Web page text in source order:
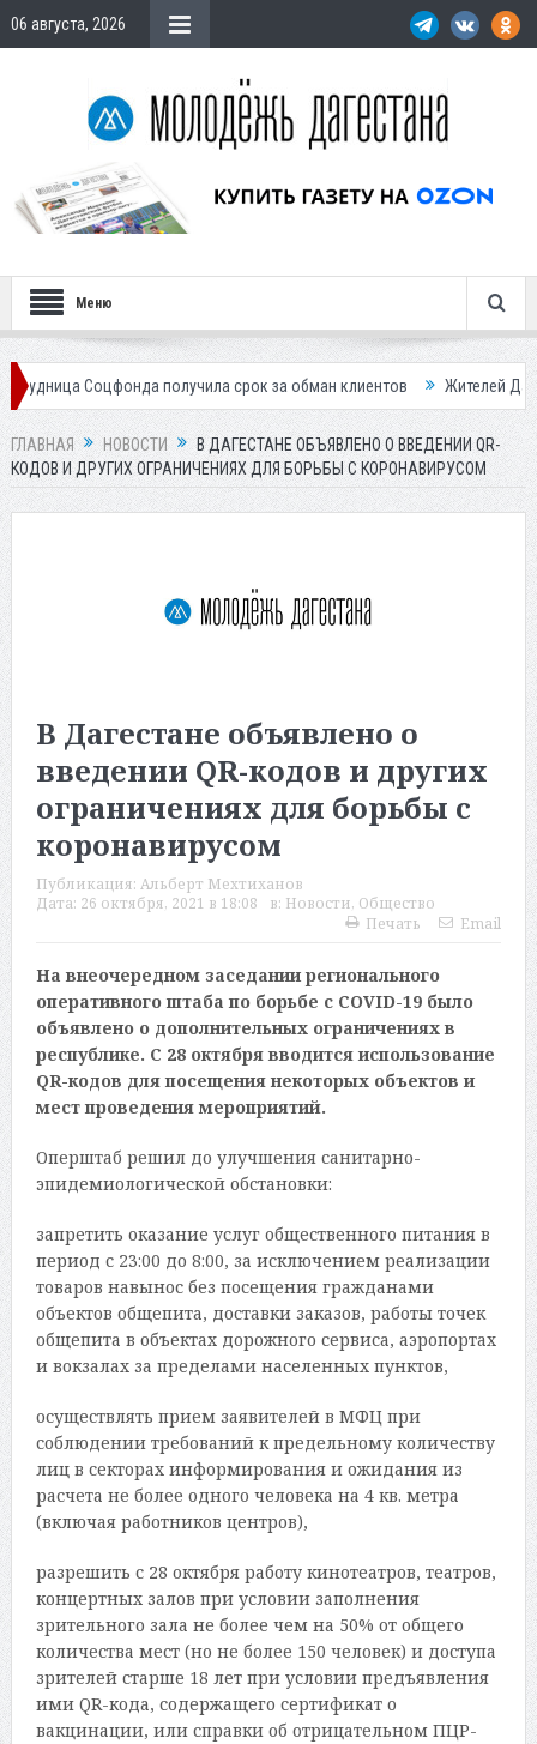
06 августа, 2026
Меню
получила срок за обман клиентов Жителей Дагестана
ГЛАВНАЯ НОВОСТИ
В ДАГЕСТАНЕ ОБЪЯВЛЕНО О ВВЕДЕНИИ QR-
КОДОВ И ДРУГИХ ОГРАНИЧЕНИЯХ ДЛЯ БОРЬБЫ С КОРОНАВИРУСОМ
В Дагестане объявлено о
введении QR-кодов и других
ограничениях для борьбы с
коронавирусом
Публикация: Альберт Мехтиханов
Дата: 26 октября, 2021 в 18:08 в: Новости, Общество
Печать
Email
На внеочередном заседании регионального
оперативного штаба по борьбе с COVID-19 было
объявлено о дополнительных ограничениях в
республике. С 28 октября вводится использование
QR-кодов для посещения некоторых объектов и
мест проведения мероприятий.
Оперштаб решил до улучшения санитарно-
эпидемиологической обстановки:
запретить оказание услуг общественного питания в
период с 23:00 до 8:00, за исключением реализации
товаров навынос без посещения гражданами
объектов общепита, доставки заказов, работы точек
общепита в объектах дорожного сервиса, аэропортах
и вокзалах за пределами населенных пунктов,
осуществлять прием заявителей в МФЦ при
соблюдении требований к предельному количеству
лиц в секторах информирования и ожидания из
расчета не более одного человека на 4 кв. метра
(включая работников центров),
разрешить с 28 октября работу кинотеатров, театров,
концертных залов при условии заполнения
зрительного зала не более чем на 50% от общего
количества мест (но не более 150 человек) и доступа
зрителей старше 18 лет при условии предъявления
ими QR-кода, содержащего сертификат о
вакцинации, или справки об отрицательном ПЦР-